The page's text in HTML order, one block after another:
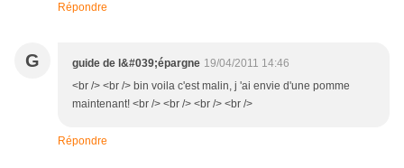
Répondre
G guide de l&#039;épargne 19/04/2011 14:46
<br /> <br /> bin voila c'est malin, j 'ai envie d'une pomme
maintenant! <br /> <br /> <br /> <br />
Répondre